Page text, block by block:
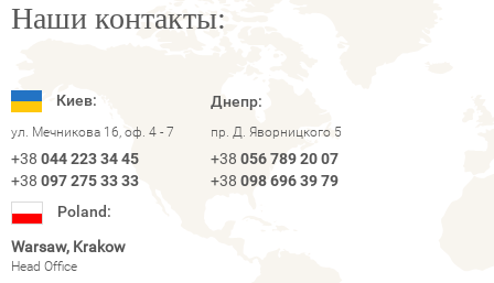
Наши контакты:
Киев:
ул. Мечникова 16, оф. 4 - 7
+38 044 223 34 45
+38 097 275 33 33
Днепр:
пр. Д. Яворницкого 5
+38 056 789 20 07
+38 098 696 39 79
Poland:
Warsaw, Krakow
Head Office